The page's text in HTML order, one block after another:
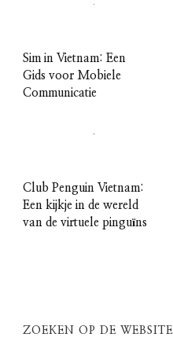
Sim in Vietnam: Een
Gids voor Mobiele
Communicatie
Club Penguin Vietnam:
Een kijkje in de wereld
van de virtuele pinguïns
ZOEKEN OP DE WEBSITE